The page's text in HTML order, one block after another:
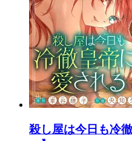
殺し屋は今日も冷